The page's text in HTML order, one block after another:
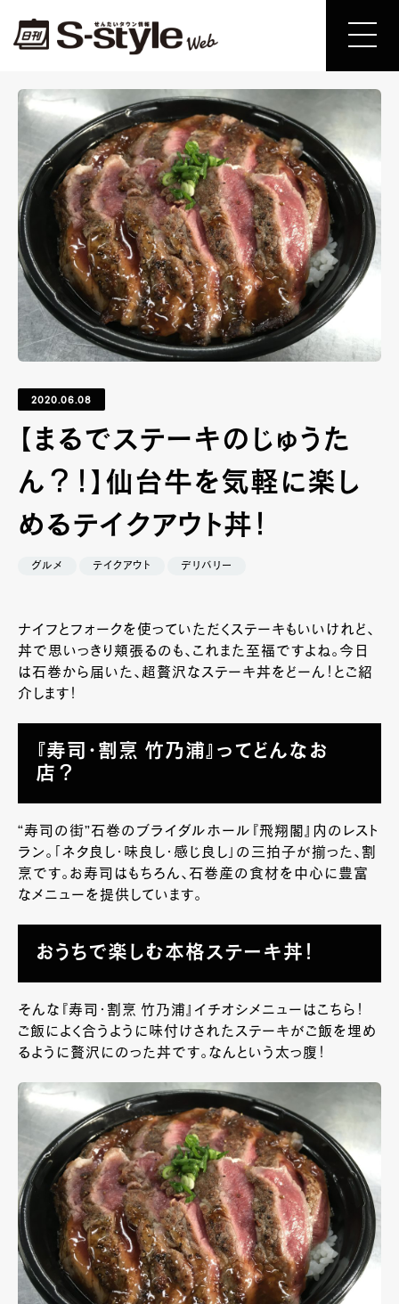
2020.06.08
【まるでステーキのじゅうた
ん？！】仙台牛を気軽に楽し
めるテイクアウト丼！
グルメ テイクアウト デリバリー
ナイフとフォークを使っていただくステーキもいいけれど、
丼で思いっきり頬張るのも、これまた至福ですよね。今日
は石巻から届いた、超贅沢なステーキ丼をどーん！とご紹
介します！
『寿司・割烹 竹乃浦』ってどんなお
店？
“寿司の街”石巻のブライダルホール『飛翔閣』内のレスト
ラン。「ネタ良し・味良し・感じ良し」の三拍子が揃った、割
烹です。お寿司はもちろん、石巻産の食材を中心に豊富
なメニューを提供しています。
おうちで楽しむ本格ステーキ丼！
そんな『寿司・割烹 竹乃浦』イチオシメニューはこちら！
ご飯によく合うように味付けされたステーキがご飯を埋め
るように贅沢にのった丼です。なんという太っ腹！